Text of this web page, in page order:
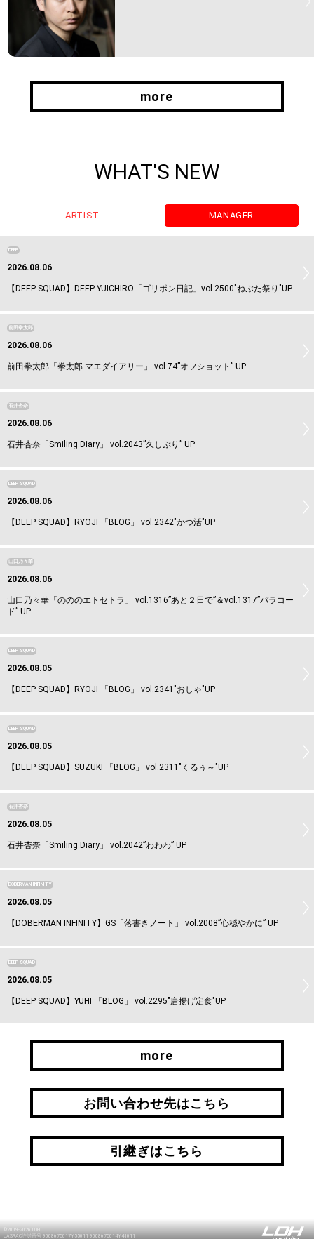
more
WHAT'S NEW
ARTIST MANAGER
DEEP
2026.08.06
【DEEP SQUAD】DEEP YUICHIRO「ゴリポン日記」vol.2500"ねぶた祭り"UP
前田拳太郎
2026.08.06
前田拳太郎「拳太郎 マエダイアリー」 vol.74”オフショット” UP
石井杏奈
2026.08.06
石井杏奈「Smiling Diary」 vol.2043”久しぶり” UP
DEEP SQUAD
2026.08.06
【DEEP SQUAD】RYOJI 「BLOG」 vol.2342"かつ活"UP
山口乃々華
2026.08.06
山口乃々華「のののエトセトラ」 vol.1316”あと２日で”＆vol.1317”パラコー
ド” UP
DEEP SQUAD
2026.08.05
【DEEP SQUAD】RYOJI 「BLOG」 vol.2341"おしゃ"UP
DEEP SQUAD
2026.08.05
【DEEP SQUAD】SUZUKI 「BLOG」 vol.2311"くるぅ～"UP
石井杏奈
2026.08.05
石井杏奈「Smiling Diary」 vol.2042”わわわ” UP
DOBERMAN INFINITY
2026.08.05
【DOBERMAN INFINITY】GS「落書きノート」 vol.2008”心穏やかに” UP
DEEP SQUAD
2026.08.05
【DEEP SQUAD】YUHI 「BLOG」 vol.2295"唐揚げ定食"UP
more
more
お問い合わせ先はこちら
お問い合わせ先はこちら
引継ぎはこちら
引継ぎはこちら
©2009-2026 LDH
JASRAC許諾番号 9008675017Y55011 9008675014Y41011